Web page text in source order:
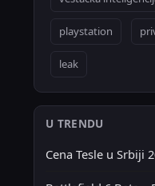
playstation
leak
U TRENDU
Cena Tesle u Srbiji